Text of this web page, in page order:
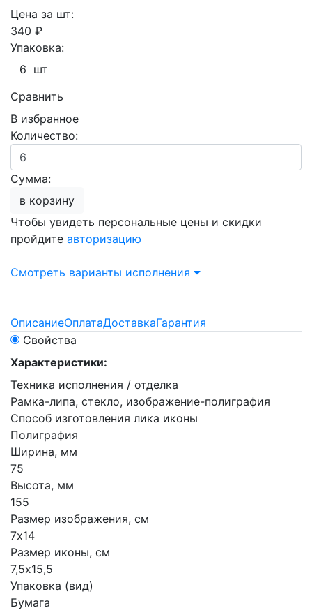
Цена за шт:
340 ₽
Упаковка:
6 шт
Сравнить
В избранное
Количество:
Сумма:
в корзину
Чтобы увидеть персональные цены и скидки
пройдите авторизацию
Смотреть варианты исполнения
ОписаниеОплатаДоставкаГарантия
Свойства
Характеристики:
Техника исполнения / отделка
Рамка-липа, стекло, изображение-полиграфия
Способ изготовления лика иконы
Полиграфия
Ширина, мм
75
Высота, мм
155
Размер изображения, см
7х14
Размер иконы, см
7,5х15,5
Упаковка (вид)
Бумага